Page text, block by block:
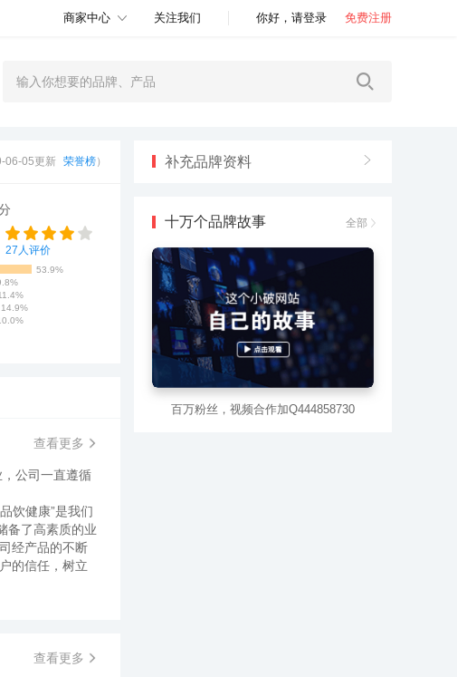
商家中心 关注我们 你好，请登录 免费注册
06-05更新 荣誉榜）
27 人评价
53.9%
14.9%
查看更多
公司一直遵循
饮健康”是我们
备了高素质的业
经产品的不断
的信任，树立
查看更多
补充品牌资料
十万个品牌故事 全部
百万粉丝，视频合作加Q444858730